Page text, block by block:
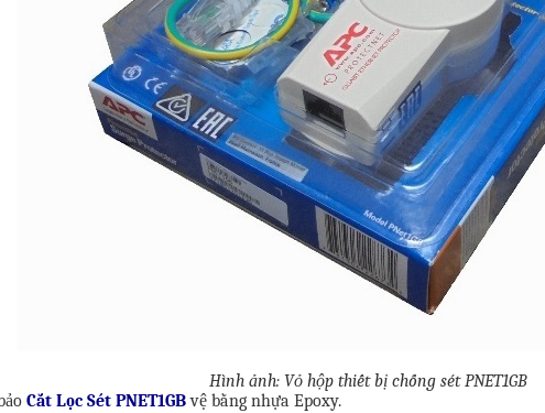
Hình ảnh: Vỏ hộp thiết bị chống sét PNET1GB
Cắt Lọc Sét PNET1GBvệ bằng nhựa Epoxy.